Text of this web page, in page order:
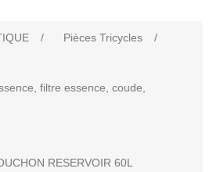
/ Pièces Tricycles
/
filtre essence, coude,
RESERVOIR 60L